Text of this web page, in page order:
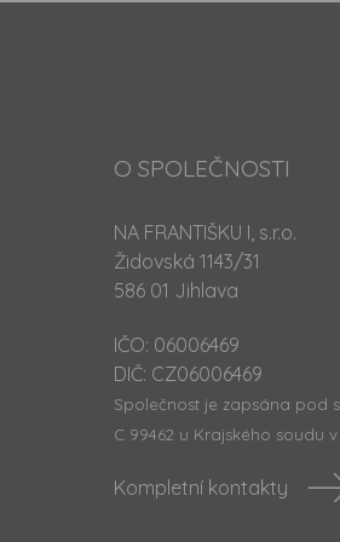
O SPOLEČNOSTI
NA FRANTIŠKU I, s.r.o.
Židovská 1143/31
586 01 Jihlava
IČO: 06006469
DIČ: CZ06006469
Společnost je zapsána pod
C 99462 u Krajského soudu v
Kompletní kontakty